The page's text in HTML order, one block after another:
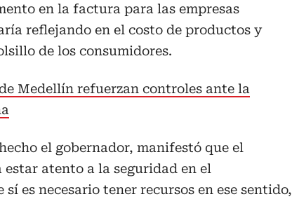
en la factura para las empresas
reflejando en el costo de productos y
de los consumidores.
Medellín refuerzan controles ante la
el gobernador, manifestó que el
atento a la seguridad en el
es necesario tener recursos en ese sentido,